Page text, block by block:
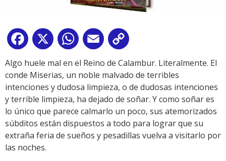
Facebook
X WhatsApp
Email
Link
Algo huele mal en el Reino de Calambur. Literalmente. El
conde Miserias, un noble malvado de terribles
intenciones y dudosa limpieza, o de dudosas intenciones
y terrible limpieza, ha dejado de soñar. Y como soñar es
lo único que parece calmarlo un poco, sus atemorizados
súbditos están dispuestos a todo para lograr que su
extraña feria de sueños y pesadillas vuelva a visitarlo por
las noches.